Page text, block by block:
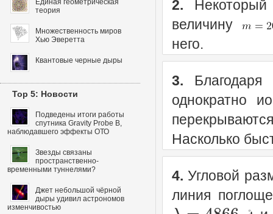
2.
величину
него.
3. Благодаря
однократно
Насколько
4. Угловой
линия
Единая геометрическая
теория
Множественность миров
Хью Эверетта
Квантовые черные дыры
Top 5: Новости
Подведены итоги работы
спутника Gravity Probe B,
наблюдавшего эффекты ОТО
Звезды связаны
пространственно-
временными туннелями?
Джет небольшой чёрной
дыры удивил астрономов
изменчивостью